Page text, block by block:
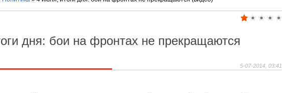
в Уголовном кодексе
дня: бои на фронтах не прекращаются
5-07-2014, 03:41